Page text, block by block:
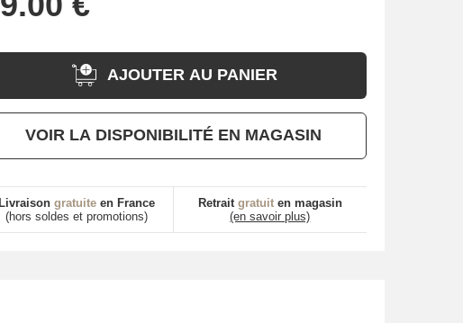
AJOUTER AU PANIER
VOIR LA DISPONIBILITÉ EN MAGASIN
Livraison gratuiteen France
(hors soldes et promotions)
Retrait gratuiten magasin
(en savoir plus)